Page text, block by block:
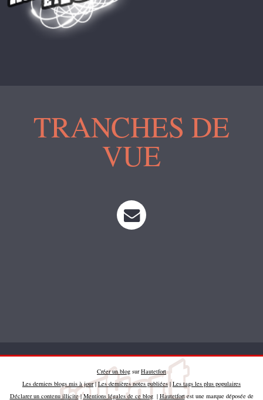
TRANCHES DE
VUE
Créer un blog surHautetfort
Les derniers blogs mis à jour|Les dernières notes publiées | Les tags les plus populaires
Déclarer un contenu illicite|Mentions légales de ce blog| Hautetfortest une marque déposée de